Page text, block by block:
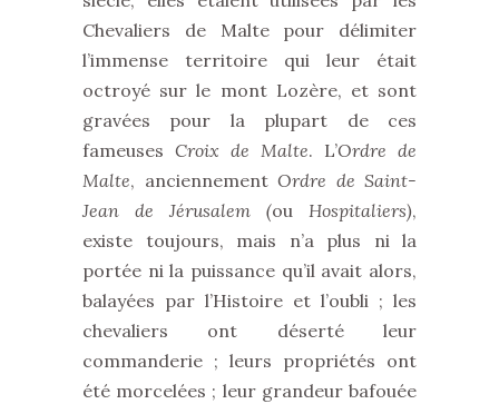
Chevaliers de Malte pour délimiter
l’immense territoire qui leur était
octroyé sur le mont Lozère, et sont
gravées pour la plupart de ces
fameuses Croix de Malte. L’Ordre de
Malte, anciennement Ordre de Saint-
Jean de Jérusalem (ou Hospitaliers),
existe toujours, mais n’a plus ni la
portée ni la puissance qu’il avait alors,
balayées par l’Histoire et l’oubli ; les
chevaliers ont déserté leur
commanderie ; leurs propriétés ont
été morcelées ; leur grandeur bafouée